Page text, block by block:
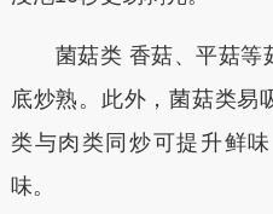
菌菇类 香菇、平菇等
底炒熟。此外，菌菇类易
类与肉类同炒可提升鲜
味。